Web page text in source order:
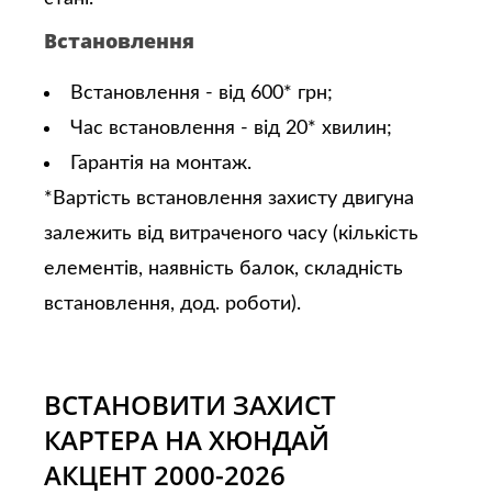
ВСТАНОВИТИ ЗАХИСТ
КАРТЕРА НА ХЮНДАЙ
АКЦЕНТ 2000-2026
Встановлення
Встановлення - від 600* грн;
Час встановлення - від 20* хвилин;
Гарантія на монтаж.
*Вартість встановлення захисту двигуна
залежить від витраченого часу (кількість
елементів, наявність балок, складність
встановлення, дод. роботи).